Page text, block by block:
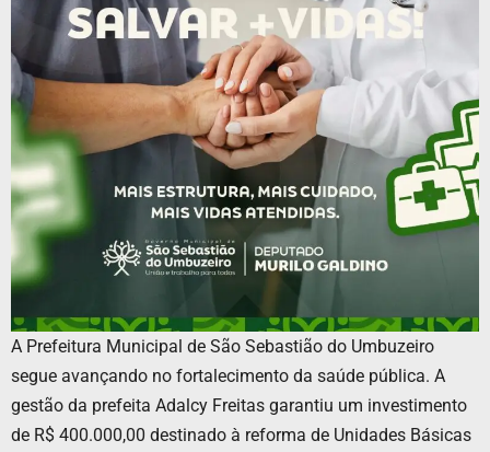
A Prefeitura Municipal de São Sebastião do Umbuzeiro
segue avançando no fortalecimento da saúde pública. A
gestão da prefeita Adalcy Freitas garantiu um investimento
de R$ 400.000,00 destinado à reforma de Unidades Básicas